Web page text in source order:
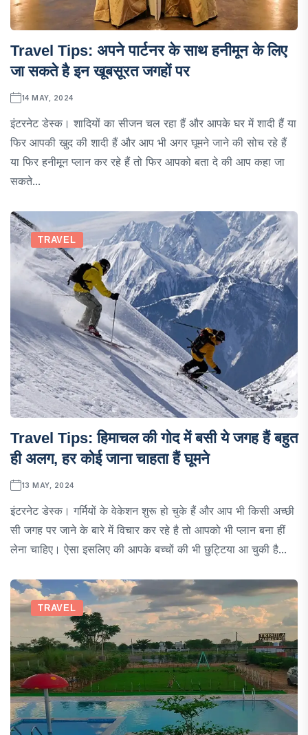
Travel Tips: अपने पार्टनर के साथ हनीमून के लिए
जा सकते है इन खूबसूरत जगहों पर
14 MAY, 2024
इंटरनेट डेस्क। शादियों का सीजन चल रहा हैं और आपके घर में शादी हैं या
फिर आपकी खुद की शादी हैं और आप भी अगर घूमने जाने की सोच रहे हैं
या फिर हनीमून प्लान कर रहे हैं तो फिर आपको बता दे की आप कहा जा
सकते...
TRAVEL
Travel Tips: हिमाचल की गोद में बसी ये जगह हैं बहुत
ही अलग, हर कोई जाना चाहता हैं घूमने
13 MAY, 2024
इंटरनेट डेस्क। गर्मियों के वेकेशन शुरू हो चुके हैं और आप भी किसी अच्छी
सी जगह पर जाने के बारे में विचार कर रहे है तो आपको भी प्लान बना हीं
लेना चाहिए। ऐसा इसलिए की आपके बच्चों की भी छुट्टिया आ चुकी है...
TRAVEL